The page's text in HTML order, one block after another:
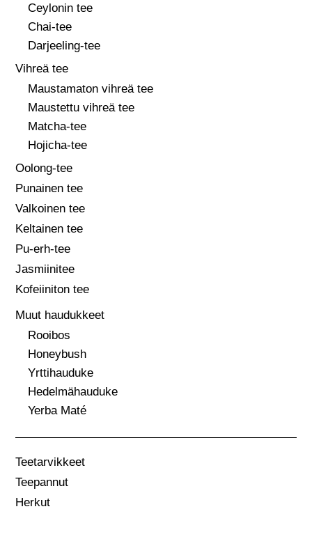
Ceylonin tee
Chai-tee
Darjeeling-tee
Vihreä tee
Maustamaton vihreä tee
Maustettu vihreä tee
Matcha-tee
Hojicha-tee
Oolong-tee
Punainen tee
Valkoinen tee
Keltainen tee
Pu-erh-tee
Jasmiinitee
Kofeiiniton tee
Muut haudukkeet
Rooibos
Honeybush
Yrttihauduke
Hedelmähauduke
Yerba Maté
Teetarvikkeet
Teepannut
Herkut